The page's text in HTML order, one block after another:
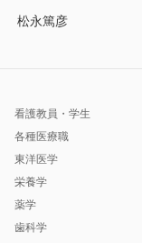
松永篤彦
看護教員・学生
各種医療職
東洋医学
栄養学
薬学
歯科学